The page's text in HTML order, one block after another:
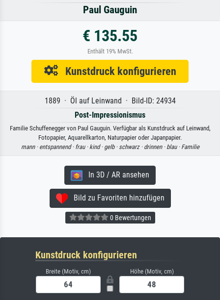
Paul Gauguin
€ 135.55
Enthält 19% MwSt.
Kunstdruck konfigurieren
1889 · Öl auf Leinwand · Bild-ID: 24934
Post-Impressionismus
Familie Schuffenegger von Paul Gauguin. Verfügbar als Kunstdruck auf Leinwand,
Fotopapier, Aquarellkarton, Naturpapier oder Japanpapier.
mann · entspannend · frau · kind · gelb · schwarz · drinnen · blau · Familie
In 3D / AR ansehen
Bild zu Favoriten hinzufügen
0 Bewertungen
Kunstdruck konfigurieren
Breite (Motiv, cm) Höhe (Motiv, cm)